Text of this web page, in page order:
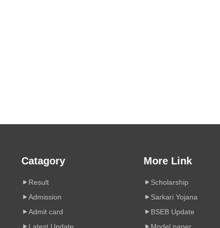
Catagory
Result
Admission
Admit card
Latest Update
More Link
Scholarship
Sarkari Yojana
BSEB Update
Model paper